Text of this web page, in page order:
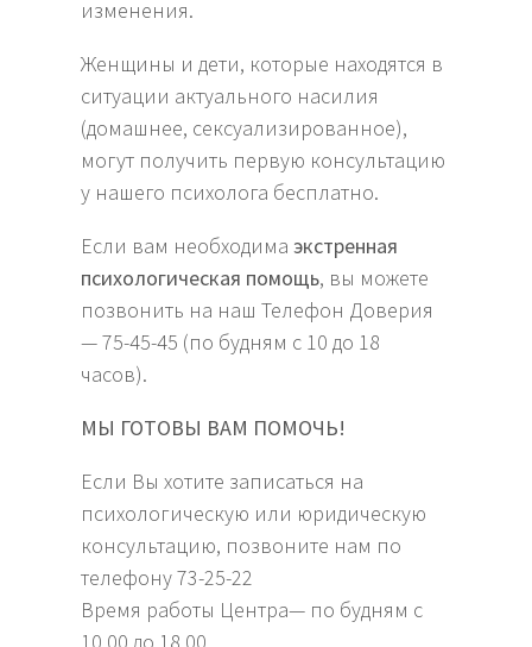
изменения.
Женщины и дети, которые находятся в
ситуации актуального насилия
(домашнее, сексуализированное),
могут получить первую консультацию
у нашего психолога бесплатно.
Если вам необходимаэкстренная
психологическая помощь, вы можете
позвонить на наш Телефон Доверия
— 75-45-45 (по будням с 10 до 18
часов).
МЫ ГОТОВЫ ВАМ ПОМОЧЬ!
Если Вы хотите записаться на
психологическую или юридическую
консультацию, позвоните нам по
телефону 73-25-22
Время работы Центра— по будням с